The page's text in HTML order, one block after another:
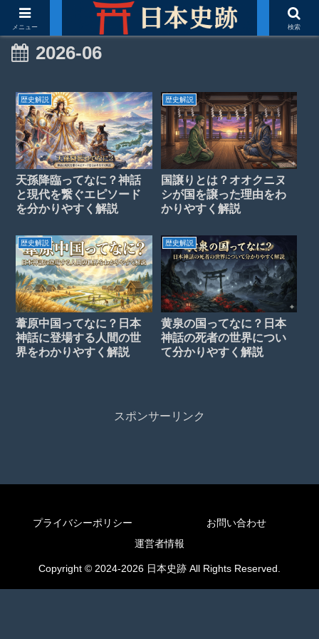
2026-06
歴史解説
天孫降臨ってなに？神話
と現代を繋ぐエピソード
を分かりやすく解説
歴史解説
国譲りとは？オオクニヌ
シが国を譲った理由をわ
かりやすく解説
歴史解説
葦原中国ってなに？日本
神話に登場する人間の世
界をわかりやすく解説
歴史解説
黄泉の国ってなに？日本
神話の死者の世界につい
て分かりやすく解説
スポンサーリンク
プライバシーポリシー
お問い合わせ
運営者情報
Copyright © 2024-2026 日本史跡 All Rights Reserved.
メニュー 検索